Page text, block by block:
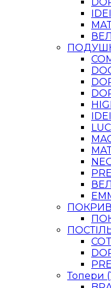
Топери